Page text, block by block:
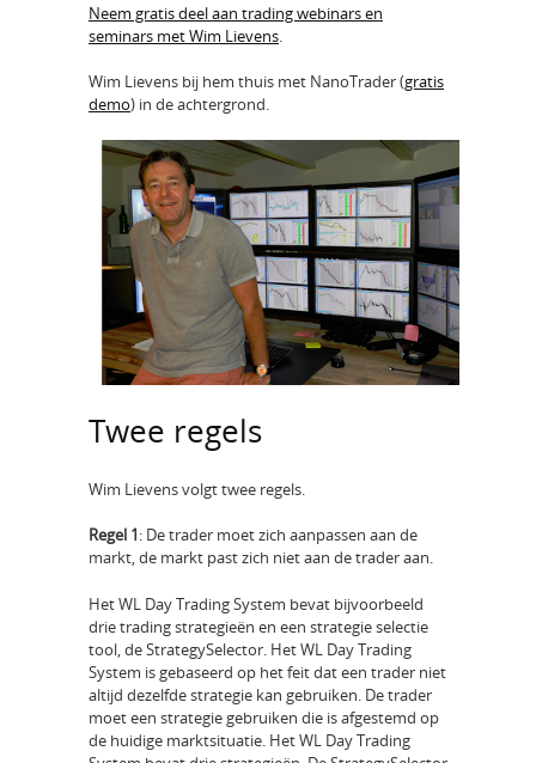
Neem gratis deel aan trading webinars en
seminars met Wim Lievens.
Wim Lievens bij hem thuis met NanoTrader (gratis
demo) in de achtergrond.
Twee regels
Wim Lievens volgt twee regels.
Regel 1: De trader moet zich aanpassen aan de
markt, de markt past zich niet aan de trader aan.
Het WL Day Trading System bevat bijvoorbeeld
drie trading strategieën en een strategie selectie
tool, de StrategySelector. Het WL Day Trading
System is gebaseerd op het feit dat een trader niet
altijd dezelfde strategie kan gebruiken. De trader
moet een strategie gebruiken die is afgestemd op
de huidige marktsituatie. Het WL Day Trading